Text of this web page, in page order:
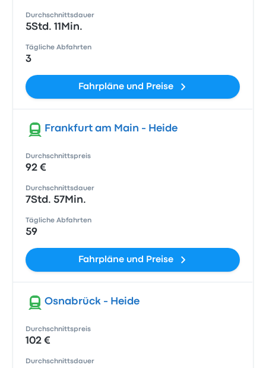
Durchschnittsdauer
5Std. 11Min.
Tägliche Abfahrten
3
Fahrpläne und Preise
Frankfurt am Main - Heide
Durchschnittspreis
92 €
Durchschnittsdauer
7Std. 57Min.
Tägliche Abfahrten
59
Fahrpläne und Preise
Osnabrück - Heide
Durchschnittspreis
102 €
Durchschnittsdauer